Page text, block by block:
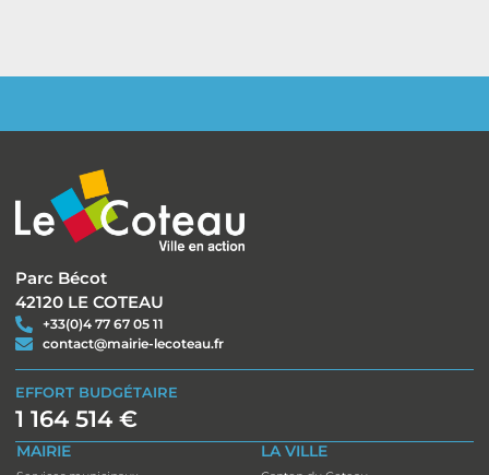
Parc Bécot
42120 LE COTEAU
+33(0)4 77 67 05 11
contact@mairie-lecoteau.fr
EFFORT BUDGÉTAIRE
1 164 514 €
MAIRIE LA VILLE